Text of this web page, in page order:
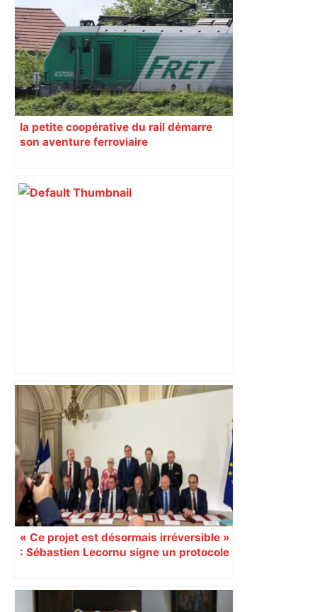
Toulouse, le candidat LFI salue "une
dynamique qui nous oblige à la
responsabilité" – Franceinfo
la petite coopérative du rail démarre
son aventure ferroviaire
DIRECT. Toulouse – Montpellier : suivez
le match – Linternaute.com
« Ce projet est désormais irréversible »
: Sébastien Lecornu signe un protocole